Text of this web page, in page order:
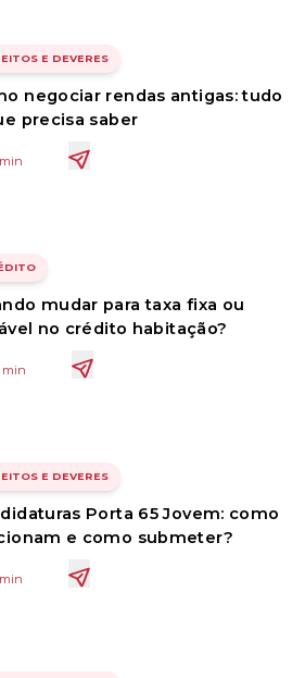
E DEVERES
negociar rendas antigas: tudo
precisa saber
min
mudar para taxa fixa ou
no crédito habitação?
min
E DEVERES
Porta 65 Jovem: como
e como submeter?
min